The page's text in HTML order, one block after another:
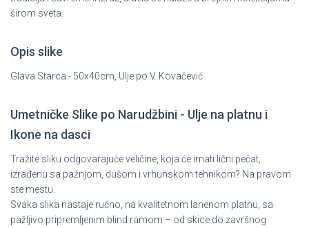
širom sveta.
Opis slike
Glava Starca - 50x40cm, Ulje po V. Kovačević
Umetničke Slike po Narudžbini - Ulje na platnu i
Ikone na dasci
Tražite sliku odgovarajuće veličine, koja će imati lični pečat,
izrađenu sa pažnjom, dušom i vrhunskom tehnikom? Na pravom
ste mestu.
Svaka slika nastaje ručno, na kvalitetnom lanenom platnu, sa
pažljivo pripremljenim blind ramom – od skice do završnog